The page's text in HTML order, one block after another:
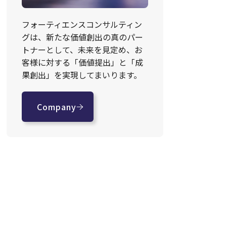
フォーティエンスコンサルティン
グは、新たな価値創出の真のパー
トナーとして、未来を見定め、お
客様に対する「価値提出」と「成
果創出」を実現してまいります。
Company